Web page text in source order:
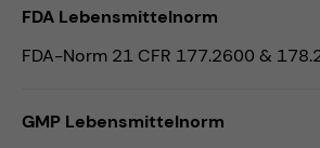
FDA Lebensmittelnorm
FDA-Norm 21 CFR 177.2600 &
GMP Lebensmittelnorm